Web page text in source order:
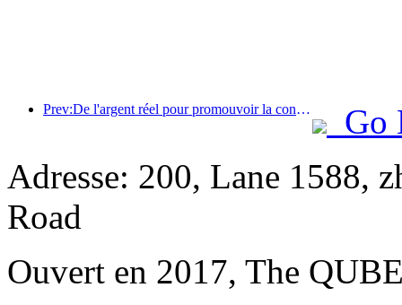
Prev:De l'argent réel pour promouvoir la consommation, de nombreux endroits ont émis des coupons de consommation culturelle et touristique le 1er mai
Go
Adresse: 200, Lane 1588,
Road
Ouvert en 2017, The